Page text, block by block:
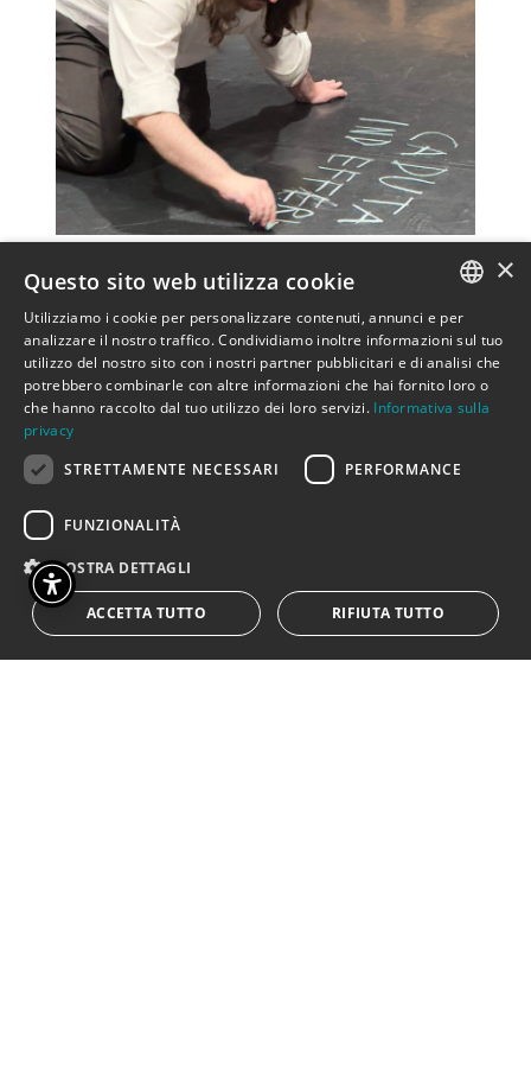
Un progetto di teatro civile che coinvolge
persone in situazione di disagio psichico,
fisico e sociale.
Ispirato al programma nazista T4, lo
spettacolo dà voce a vite negate,
trasformando esclusione in arte e memoria.
Progetto realizzato con il sostegno del MiC
nell’ambito dei contributi per progetti volti
a favorire l’accessibilità alle attività dello
ITALIAN
ENGLISH
×
Questo sito web utilizza cookie
Utilizziamo i cookie per personalizzare contenuti, annunci e per
analizzare il nostro traffico. Condividiamo inoltre informazioni sul tuo
utilizzo del nostro sito con i nostri partner pubblicitari e di analisi che
potrebbero combinarle con altre informazioni che hai fornito loro o
che hanno raccolto dal tuo utilizzo dei loro servizi. Informativa sulla
privacy
STRETTAMENTE NECESSARI
PERFORMANCE
FUNZIONALITÀ
MOSTRA DETTAGLI
ACCETTA TUTTO RIFIUTA TUTTO